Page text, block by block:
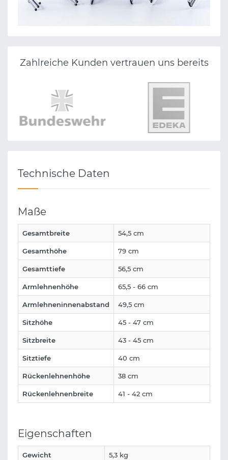
Zahlreiche Kunden vertrauen uns bereits
Technische Daten
Maße
Gesamtbreite 54,5 cm
Gesamthöhe 79 cm
Gesamttiefe 56,5 cm
Armlehnenhöhe 65,5 - 66 cm
Armlehneninnenabstand 49,5 cm
Sitzhöhe 45 - 47 cm
Sitzbreite 43 - 45 cm
Sitztiefe 40 cm
Rückenlehnenhöhe 38 cm
Rückenlehnenbreite 41 - 42 cm
Eigenschaften
Gewicht 5,3 kg